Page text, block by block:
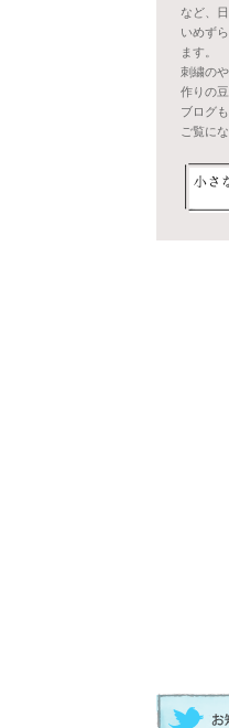
など、
いめず
ます。
刺繍の
作りの
ブログ
ご覧に